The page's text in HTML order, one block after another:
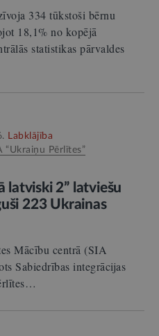
334 tūkstoši bērnu
18,1% no kopējā
statistikas pārvaldes
Labklājība
“Ukraiņu Pērlītes”
latviski 2” latviešu
223 Ukrainas
Mācību centrā (SIA
Sabiedrības integrācijas